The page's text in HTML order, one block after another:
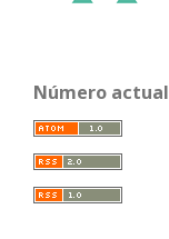
Número actual